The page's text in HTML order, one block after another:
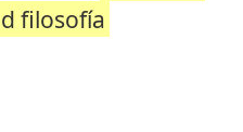
filosofía